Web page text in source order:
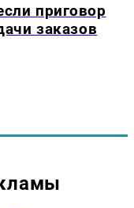
приговор
заказов